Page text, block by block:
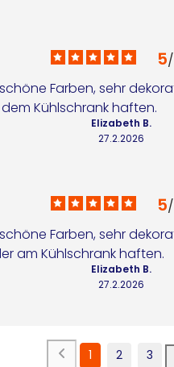
5/
Farben, sehr
Kühlschrank haften.
27.2.2026
Elizabeth B.
5/
Farben, sehr
am Kühlschrank haften.
27.2.2026
Elizabeth B.
1 2 3